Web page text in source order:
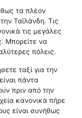
τα πλέον
Ταϊλάνδη. Τις
τις μεγάλες
Μπορείτε να
πόλεις.
ταξί για την
πάντα
πριν από την
κανονικά πήρε
είναι συνήθως